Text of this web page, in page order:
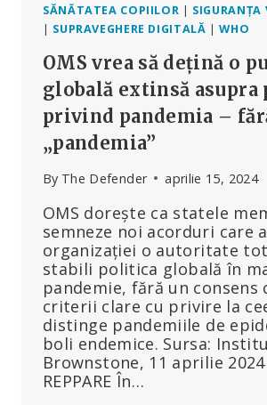
SĂNĂTATEA COPIILOR | SIGURANȚA
| SUPRAVEGHERE DIGITALĂ |WHO
OMS vrea să dețină o
globală extinsă
privind pandemia –
„pandemia”
By The Defender aprilie 15, 2024
OMS dorește ca statele
semneze noi acorduri care
organizației o autoritate
stabili politica globală în
pandemie, fără un consens
criterii clare cu privire la
distinge pandemiile de
boli endemice. Sursa:
Brownstone, 11 aprilie
REPPARE În…